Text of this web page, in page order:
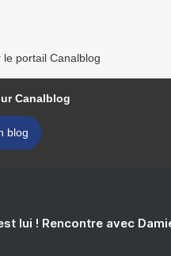
portail Canalblog
Canalblog
blog
lui ! Rencontre avec